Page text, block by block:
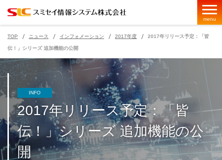
menu
ページの現在位置
TOP ニュース インフォメーション 2017年度 2017年リリース予定：「皆
伝！」シリーズ 追加機能の公開
2017年リリース予定：「皆
伝！」シリーズ 追加機能の公
開
INFO